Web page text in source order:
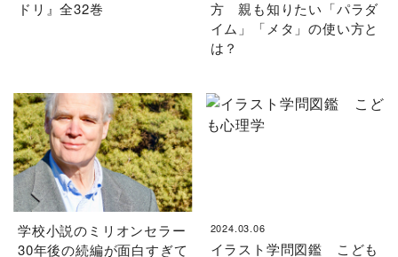
ドリ』全32巻
方 親も知りたい「パラダ
イム」「メタ」の使い方と
は？
学校小説のミリオンセラー
30年後の続編が面白すぎて
2024.03.06
イラスト学問図鑑 こども